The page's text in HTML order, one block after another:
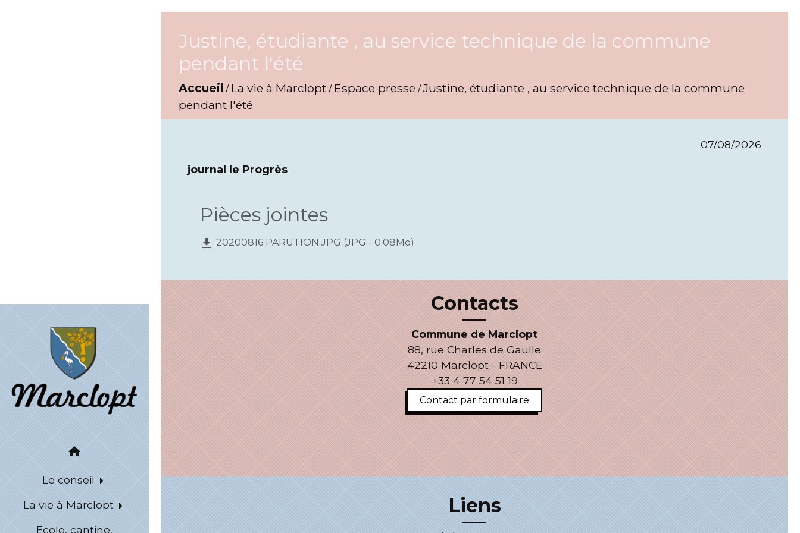
home
Le conseil
La vie à Marclopt
Ecole, cantine,
Justine, étudiante , au service technique de la commune
pendant l'été
Accueil / La vie à Marclopt / Espace presse /Justine, étudiante , au service technique de la commune
pendant l'été
07/08/2026
journal le Progrès
Pièces jointes
file_download 20200816 PARUTION.JPG (JPG - 0.08Mo)
Contacts
Commune de Marclopt
88, rue Charles de Gaulle
42210 Marclopt - FRANCE
+33 4 77 54 51 19
Contact par formulaire
Liens